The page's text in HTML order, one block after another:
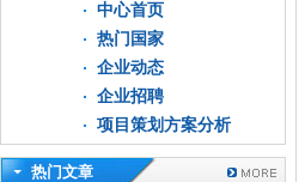
中心首页
热门国家
企业动态
企业招聘
项目策划方案分析
热门文章